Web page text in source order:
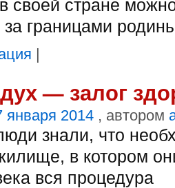
своей стране
за границами
|
— залог
января 2014 , автором
знали, что
в котором
вся процедура